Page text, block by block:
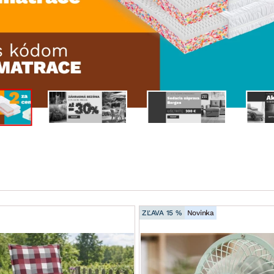
DOMÁCE SPOTREBIČE ZÁHRADNÉ
ZĽAVA 15 % Novinka